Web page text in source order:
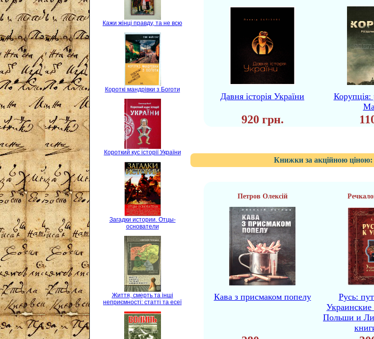
Кажи жінці правду, та не всю
Короткі мандрівки з Боготи
Короткий кус історії України
Загадки истории. Отцы-
основатели
Життя, смерть та інші
неприємності: статті та есеї
Давня історія України
Корупція:
920 грн.
Книжки за акційною ціною:
Петров Олексій
Кава з присмаком попелу
Русь:
Украинские
Польши и